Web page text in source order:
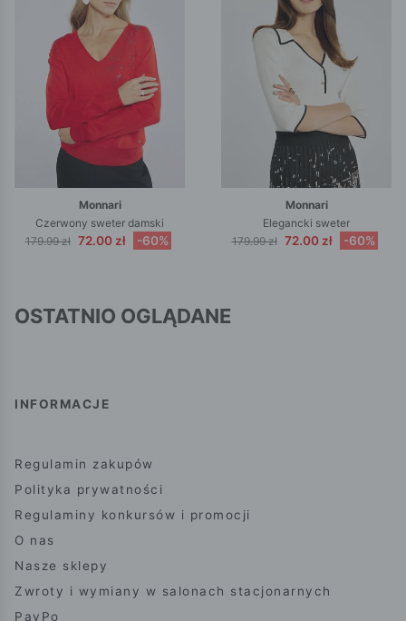
Monnari
Czerwony sweter damski
179.99 zł 72.00 zł -60%
Monnari
Elegancki sweter
179.99 zł 72.00 zł -60%
OSTATNIO OGLĄDANE
INFORMACJE
Regulamin zakupów
Polityka prywatności
Regulaminy konkursów i promocji
O nas
Nasze sklepy
Zwroty i wymiany w salonach stacjonarnych
PayPo